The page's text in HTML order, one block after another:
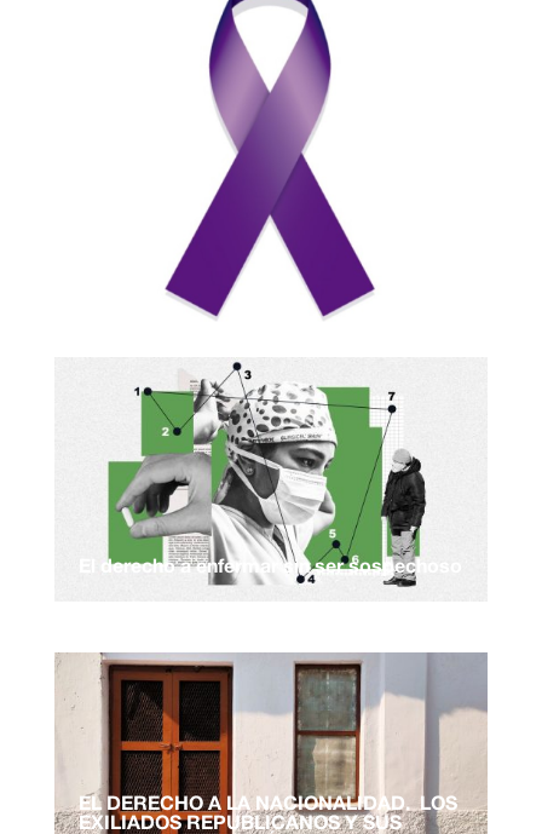
El derecho a enfermar sin ser sospechoso
EL DERECHO A LA NACIONALIDAD. LOS
EXILIADOS REPUBLICANOS Y SUS